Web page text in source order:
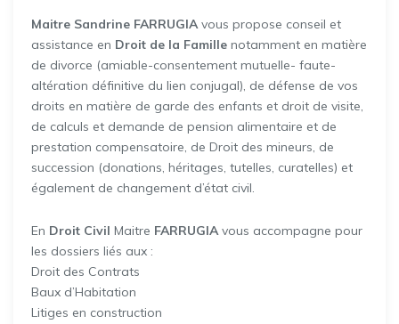
Maitre Sandrine FARRUGIAvous propose conseil et
assistance en Droit de la Famille notamment en matière
de divorce (amiable-consentement mutuelle- faute-
altération définitive du lien conjugal), de défense de vos
droits en matière de garde des enfants et droit de visite,
de calculs et demande de pension alimentaire et de
prestation compensatoire, de Droit des mineurs, de
succession (donations, héritages, tutelles, curatelles) et
également de changement d’état civil.
En Droit Civil Maitre FARRUGIAvous accompagne pour
les dossiers liés aux :
Droit des Contrats
Baux d’Habitation
Litiges en construction